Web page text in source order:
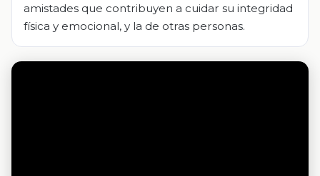
amistades que contribuyen a cuidar su integridad
física y emocional, y la de otras personas.